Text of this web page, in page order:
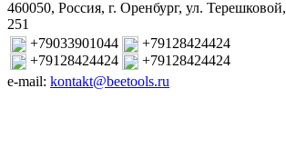
460050, Россия, г. Оренбург, ул. Терешковой,
251
+79033901044
+79128424424
+79128424424
+79128424424
e-mail: kontakt@beetools.ru